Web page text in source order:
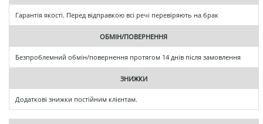
Гарантія якості. Перед відправкою всі речі перевіряють на брак
ОБМІН/ПОВЕРНЕННЯ
Безпроблемний обмін/повернення протягом 14 днів після замовлення
ЗНИЖКИ
Додаткові знижки постійним клієнтам.